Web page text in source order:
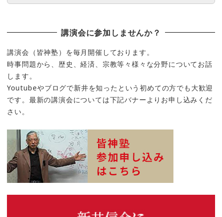
講演会に参加しませんか？
講演会（皆神塾）を毎月開催しております。
時事問題から、歴史、経済、宗教等々様々な分野についてお話
します。
Youtubeやブログで新井を知ったという初めての方でも大歓迎
です。最新の講演会については下記バナーよりお申し込みくだ
さい。